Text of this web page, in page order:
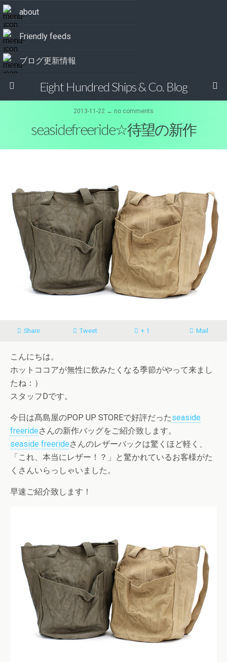
about
Friendly feeds
ブログ更新情報
Eight Hundred Ships & Co. Blog
2013-11-22 ↔ no comments
seasidefreeride☆待望の新作
Share Tweet + 1 Mail
こんにちは。
ホットココアが無性に飲みたくなる季節がやって来まし
たね：）
スタッフDです。
今日は髙島屋のPOP UP STOREで好評だったseaside
freerideさんの新作バッグをご紹介致します。
seaside freerideさんのレザーバックは驚くほど軽く、
「これ、本当にレザー！？」と驚かれているお客様がた
くさんいらっしゃいました。
早速ご紹介致します！